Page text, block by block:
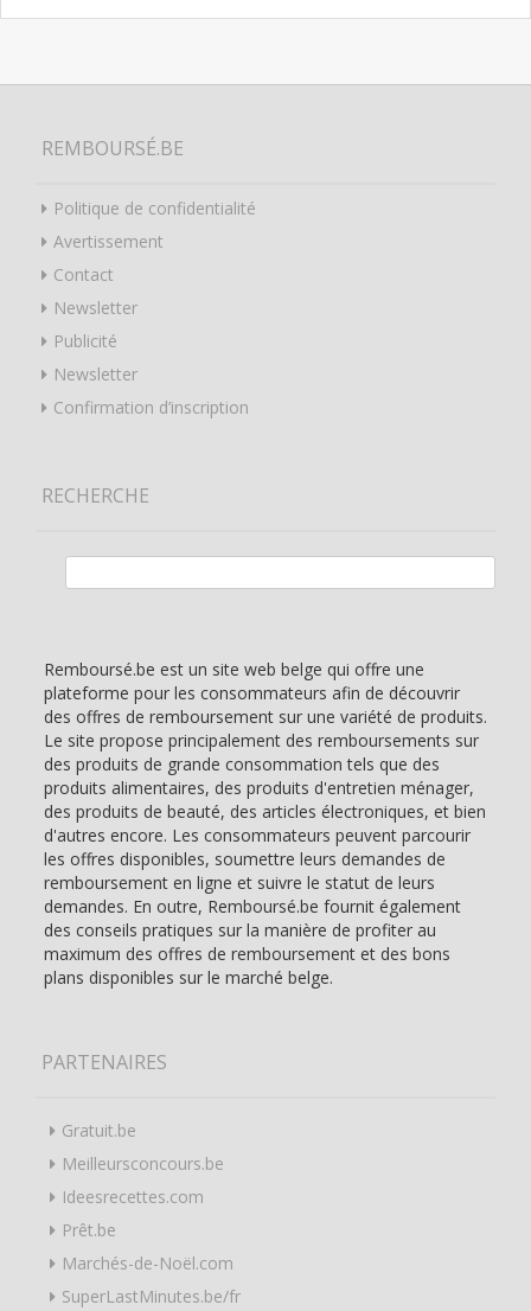
REMBOURSÉ.BE
Politique de confidentialité
Avertissement
Contact
Newsletter
Publicité
Newsletter
Confirmation d’inscription
RECHERCHE
Remboursé.be est un site web belge qui offre une
plateforme pour les consommateurs afin de découvrir
des offres de remboursement sur une variété de produits.
Le site propose principalement des remboursements sur
des produits de grande consommation tels que des
produits alimentaires, des produits d'entretien ménager,
des produits de beauté, des articles électroniques, et bien
d'autres encore. Les consommateurs peuvent parcourir
les offres disponibles, soumettre leurs demandes de
remboursement en ligne et suivre le statut de leurs
demandes. En outre, Remboursé.be fournit également
des conseils pratiques sur la manière de profiter au
maximum des offres de remboursement et des bons
plans disponibles sur le marché belge.
PARTENAIRES
Gratuit.be
Meilleursconcours.be
Ideesrecettes.com
Prêt.be
Marchés-de-Noël.com
SuperLastMinutes.be/fr